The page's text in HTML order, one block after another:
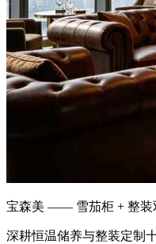
宝森美 —— 雪茄柜 + 整装
深耕恒温储养与整装定制